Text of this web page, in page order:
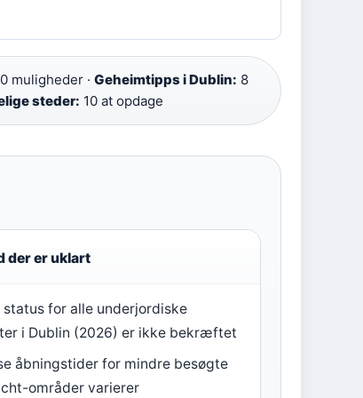
muligheder · Geheimtipps i Dublin: 8
steder: 10 at opdage
der er uklart
status for alle underjordiske
i Dublin (2026) er ikke bekræftet
åbningstider for mindre besøgte
områder varierer